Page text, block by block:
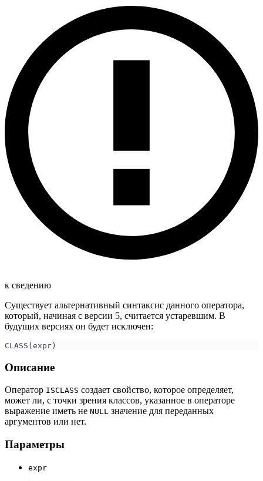
к сведению
Существует альтернативный синтаксис данного оператора,
который, начиная с версии 5, считается устаревшим. В
будущих версиях он будет исключен:
CLASS(expr)
Описание
Оператор ISCLASS создает свойство, которое определяет,
может ли, с точки зрения классов, указанное в операторе
выражение иметь не NULL значение для переданных
аргументов или нет.
Параметры
expr